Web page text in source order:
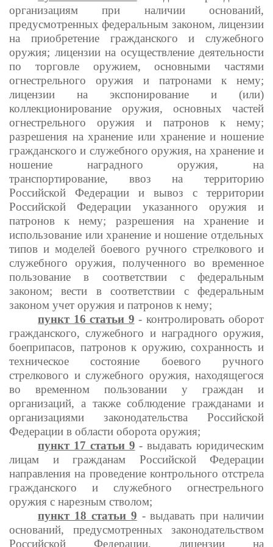
организациям при наличии оснований,
предусмотренных федеральным законом, лицензии
на приобретение гражданского и служебного
оружия; лицензии на осуществление деятельности
по торговле оружием, основными частями
огнестрельного оружия и патронами к нему;
лицензии на экспонирование и (или)
коллекционирование оружия, основных частей
огнестрельного оружия и патронов к нему;
разрешения на хранение или хранение и ношение
гражданского и служебного оружия, на хранение и
ношение наградного оружия, на
транспортирование, ввоз на территорию
Российской Федерации и вывоз с территории
Российской Федерации указанного оружия и
патронов к нему; разрешения на хранение и
использование или хранение и ношение отдельных
типов и моделей боевого ручного стрелкового и
служебного оружия, полученного во временное
пользование в соответствии с федеральным
законом; вести в соответствии с федеральным
законом учет оружия и патронов к нему;
пункт 16 статьи 9 - контролировать оборот
гражданского, служебного и наградного оружия,
боеприпасов, патронов к оружию, сохранность и
техническое состояние боевого ручного
стрелкового и служебного оружия, находящегося
во временном пользовании у граждан и
организаций, а также соблюдение гражданами и
организациями законодательства Российской
Федерации в области оборота оружия;
пункт 17 статьи 9 - выдавать юридическим
лицам и гражданам Российской Федерации
направления на проведение контрольного отстрела
гражданского и служебного огнестрельного
оружия с нарезным стволом;
пункт 18 статьи 9 - выдавать при наличии
оснований, предусмотренных законодательством
Российской Федерации, лицензии на